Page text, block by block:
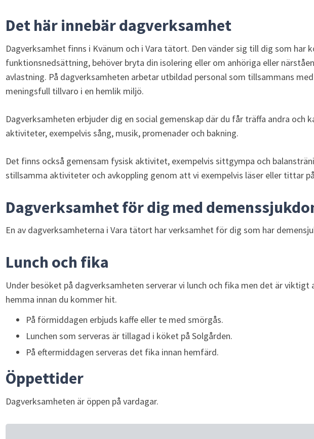
Det här innebär dagverksamhet
Dagverksamhet finns i Kvänum och i Vara tätort. Den vänder sig till dig som har
funktionsnedsättning, behöver bryta din isolering eller om anhöriga eller
avlastning. På dagverksamheten arbetar utbildad personal som tillsammans
meningsfull tillvaro i en hemlik miljö.
Dagverksamheten erbjuder dig en social gemenskap där du får träffa andra och
aktiviteter, exempelvis sång, musik, promenader och bakning.
Det finns också gemensam fysisk aktivitet, exempelvis sittgympa och
stillsamma aktiviteter och avkoppling genom att vi exempelvis läser eller tittar
Dagverksamhet för dig med
En av dagverksamheterna i Vara tätort har verksamhet för dig som har
Lunch och fika
Under besöket på dagverksamheten serverar vi lunch och fika men det är
hemma innan du kommer hit.
På förmiddagen erbjuds kaffe eller te med smörgås.
Lunchen som serveras är tillagad i köket på Solgården.
På eftermiddagen serveras det fika innan hemfärd.
Öppettider
Dagverksamheten är öppen på vardagar.